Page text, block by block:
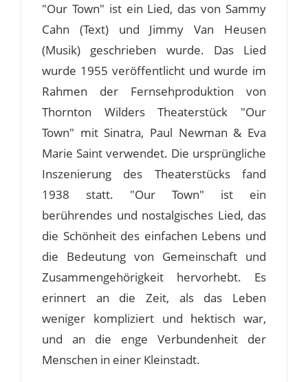
"Our Town" ist ein Lied, das von Sammy
Cahn (Text) und Jimmy Van Heusen
(Musik) geschrieben wurde. Das Lied
wurde 1955 veröffentlicht und wurde im
Rahmen der Fernsehproduktion von
Thornton Wilders Theaterstück "Our
Town" mit Sinatra, Paul Newman & Eva
Marie Saint verwendet. Die ursprüngliche
Inszenierung des Theaterstücks fand
1938 statt. "Our Town" ist ein
berührendes und nostalgisches Lied, das
die Schönheit des einfachen Lebens und
die Bedeutung von Gemeinschaft und
Zusammengehörigkeit hervorhebt. Es
erinnert an die Zeit, als das Leben
weniger kompliziert und hektisch war,
und an die enge Verbundenheit der
Menschen in einer Kleinstadt.